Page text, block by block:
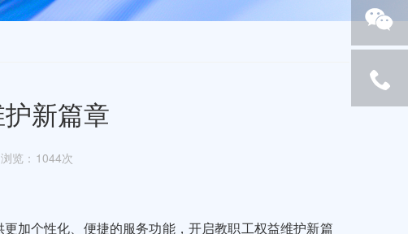
新篇章
浏览：1044次
加个性化、便捷的服务功能，开启教职工权益维护新篇